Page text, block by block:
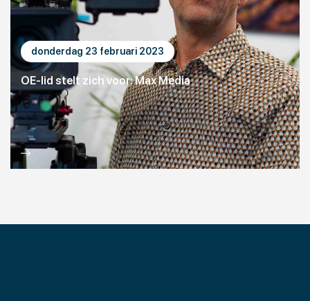
donderdag 23 februari 2023
OE-lid stelt zich voor: Max Media